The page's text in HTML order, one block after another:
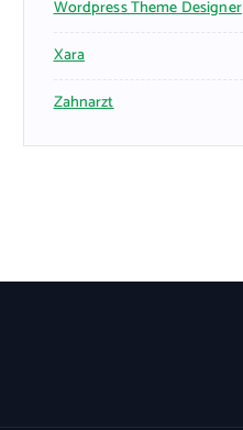
Wordpress Theme Designer
Xara
Zahnarzt